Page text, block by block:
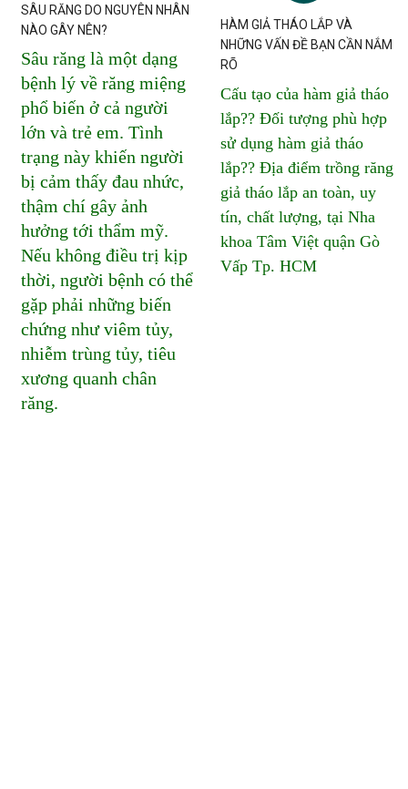
SÂU RĂNG DO NGUYÊN NHÂN
NÀO GÂY NÊN?
Sâu răng là một dạng
bệnh lý về răng miệng
phổ biến ở cả người
lớn và trẻ em. Tình
trạng này khiến người
bị cảm thấy đau nhức,
thậm chí gây ảnh
hưởng tới thẩm mỹ.
Nếu không điều trị kịp
thời, người bệnh có thể
gặp phải những biến
chứng như viêm tủy,
nhiễm trùng tủy, tiêu
xương quanh chân
răng.
HÀM GIẢ THÁO LẮP VÀ
NHỮNG VẤN ĐỀ BẠN CẦN NẮM
RÕ
Cấu tạo của hàm giả tháo
lắp?? Đối tượng phù hợp
sử dụng hàm giả tháo
lắp?? Địa điểm trồng răng
giả tháo lắp an toàn, uy
tín, chất lượng, tại Nha
khoa Tâm Việt quận Gò
Vấp Tp. HCM